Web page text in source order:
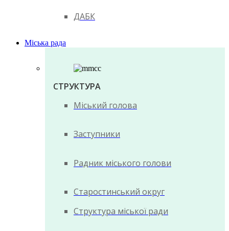
ДАБК
Міська рада
СТРУКТУРА
Міський голова
Заступники
Радник міського голови
Старостинський округ
Структура міської ради